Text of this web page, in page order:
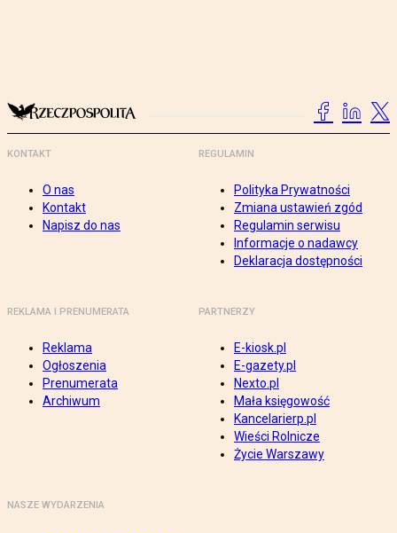
KONTAKT
O nas
Kontakt
Napisz do nas
REGULAMIN
Polityka Prywatności
Zmiana ustawień zgód
Regulamin serwisu
Informacje o nadawcy
Deklaracja dostępności
REKLAMA I PRENUMERATA
Reklama
Ogłoszenia
Prenumerata
Archiwum
PARTNERZY
E-kiosk.pl
E-gazety.pl
Nexto.pl
Mała księgowość
Kancelarierp.pl
Wieści Rolnicze
Życie Warszawy
NASZE WYDARZENIA